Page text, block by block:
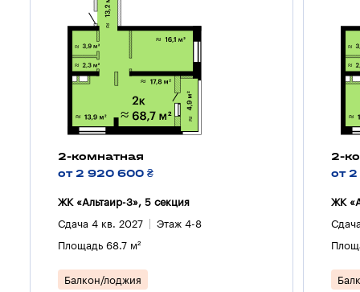
2-комнатная
от 2 920 600 ₴
ЖК «Альтаир-3», 5 секция
Сдача 4 кв. 2027 Этаж 4-8
Площадь 68.7 м²
Балкон/лоджия
2-
от
ЖК